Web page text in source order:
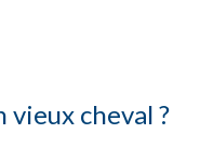
cheval ?